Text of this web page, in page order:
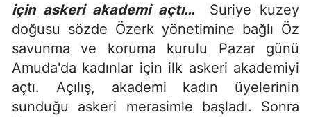
için askeri akademi açtı… Suriye kuzey
doğusu sözde Özerk yönetimine bağlı Öz
savunma ve koruma kurulu Pazar günü
Amuda'da kadınlar için ilk askeri akademiyi
açtı. Açılış, akademi kadın üyelerinin
sunduğu askeri merasimle başladı. Sonra